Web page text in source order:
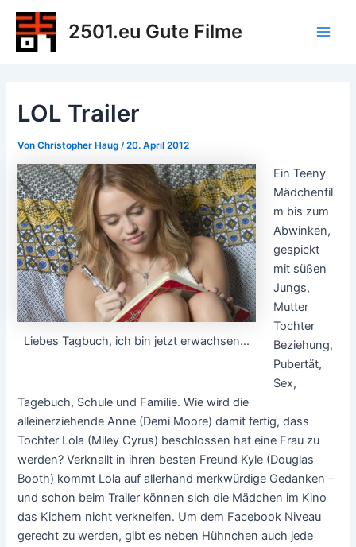
Zum
Inhalt
springen
2501.eu Gute Filme
LOL Trailer
VonChristopher Haug/20. April 2012
Liebes Tagbuch, ich bin jetzt erwachsen...
Ein Teeny
Mädchenfil
m bis zum
Abwinken,
gespickt
mit süßen
Jungs,
Mutter
Tochter
Beziehung,
Pubertät,
Sex,
Tagebuch, Schule und Familie. Wie wird die
alleinerziehende Anne (Demi Moore) damit fertig, dass
Tochter Lola (Miley Cyrus) beschlossen hat eine Frau zu
werden? Verknallt in ihren besten Freund Kyle (Douglas
Booth) kommt Lola auf allerhand merkwürdige Gedanken –
und schon beim Trailer können sich die Mädchen im Kino
das Kichern nicht verkneifen. Um dem Facebook Niveau
gerecht zu werden, gibt es neben Hühnchen auch jede